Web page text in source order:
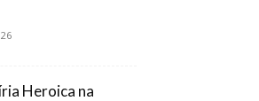
Heroica na